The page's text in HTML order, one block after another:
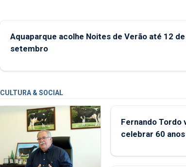
Aquaparque acolhe Noites de Verão até 12 de
setembro
CULTURA & SOCIAL
Fernando Tordo
celebrar 60
Micaelense